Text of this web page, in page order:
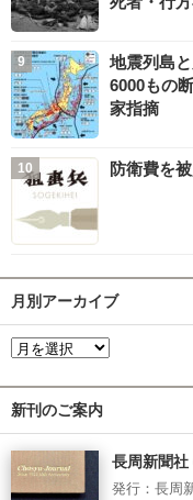
地震列島
6000もの
家指摘
防衛費を
月別アーカイブ
新刊のご案内
長周新聞社
発行：長周